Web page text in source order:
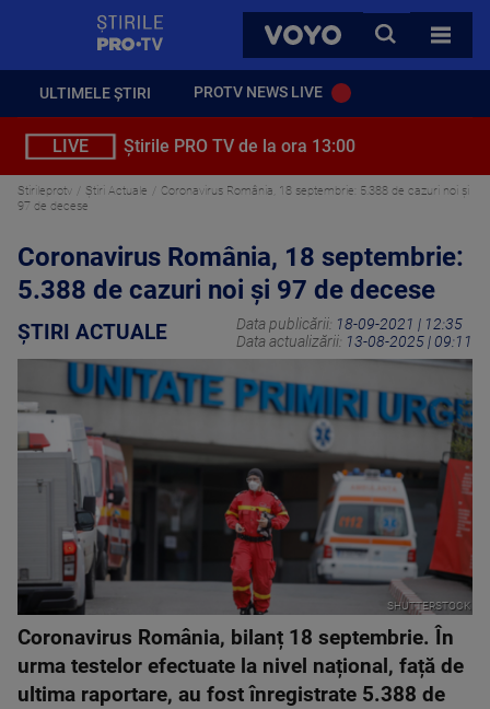
VOYO
CAUTA
TOATE
ULTIMELE ȘTIRI PROTV NEWS LIVE
LIVE Știrile PRO TV de la ora 13:00
Stirileprotv Știri Actuale
Coronavirus România, 18 septembrie: 5.388 de cazuri noi și
97 de decese
Coronavirus România, 18 septembrie:
5.388 de cazuri noi și 97 de decese
ȘTIRI ACTUALE Data publicării: 18-09-2021 | 12:35
Data actualizării: 13-08-2025 | 09:11
SHUTTERSTOCK
Coronavirus România, bilanț 18 septembrie. În
urma testelor efectuate la nivel național, față de
ultima raportare, au fost înregistrate 5.388 de